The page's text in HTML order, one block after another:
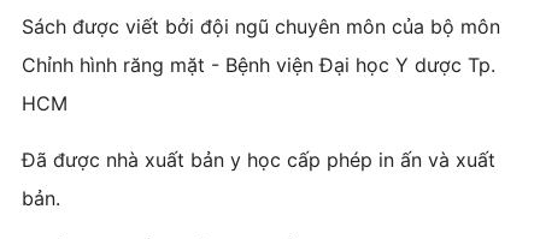
Sách được viết bởi đội ngũ chuyên môn của bộ môn
Chỉnh hình răng mặt - Bệnh viện Đại học Y dược Tp.
HCM
Đã được nhà xuất bản y học cấp phép in ấn và xuất
bản.